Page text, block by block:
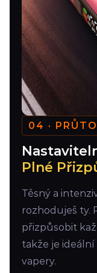
04 ·
Plné
Těsný a
rozhoduješ ty.
přizpůsobit
takže je
vapery.